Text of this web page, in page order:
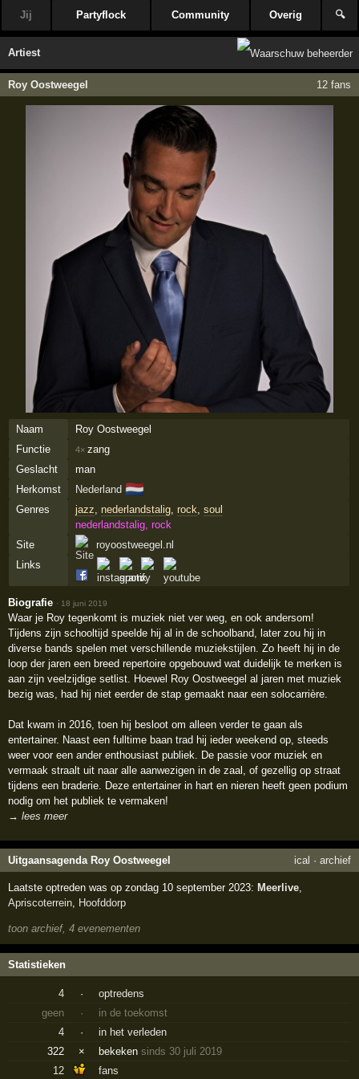
Jij Partyflock Community Overig 🔍
Artiest
Roy Oostweegel 12 fans
Naam
Roy Oostweegel
Functie
4× zang
Geslacht
man
Herkomst
Nederland 🇳🇱
Genres jazz nederlandstalig, rock soul
nederlandstalig, rock
Site
royoostweegel.nl
Links
Biografie · 18 juni 2019
Waar je Roy tegenkomt is muziek niet ver weg, en ook andersom!
Tijdens zijn schooltijd speelde hij al in de schoolband, later zou hij in
diverse bands spelen met verschillende muziekstijlen. Zo heeft hij in de
loop der jaren een breed repertoire opgebouwd wat duidelijk te merken is
aan zijn veelzijdige setlist. Hoewel Roy Oostweegel al jaren met muziek
bezig was, had hij niet eerder de stap gemaakt naar een solocarrière.
Dat kwam in 2016, toen hij besloot om alleen verder te gaan als
entertainer. Naast een fulltime baan trad hij ieder weekend op, steeds
weer voor een ander enthousiast publiek. De passie voor muziek en
vermaak straalt uit naar alle aanwezigen in de zaal, of gezellig op straat
tijdens een braderie. Deze entertainer in hart en nieren heeft geen podium
nodig om het publiek te vermaken!
→ lees meer
Uitgaansagenda Roy Oostweegel ical · archief
Laatste optreden was op zondag 10 september 2023: Meerlive,
Apriscoterrein, Hoofddorp
toon archief, 4 evenementen
Statistieken
4 ·
optredens
geen
·
in de toekomst
4
·
in het verleden
322
× bekekensinds 30 juli 2019
12
fans